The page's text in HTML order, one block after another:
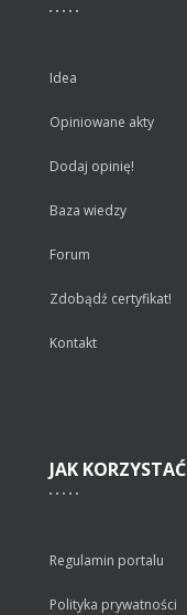
Idea
Opiniowane akty
Dodaj opinię!
Baza wiedzy
Forum
Zdobądź certyfikat!
Kontakt
JAK KORZYSTAĆ
Regulamin portalu
Polityka prywatności